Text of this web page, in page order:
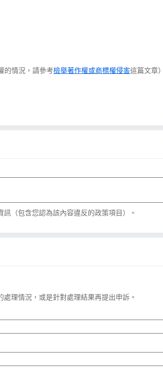
的情況，請參考檢舉著作權或商標權侵害這篇文章）
（包含您認為該內容違反的政策項目）。
理情況，或是針對處理結果再提出申訴。